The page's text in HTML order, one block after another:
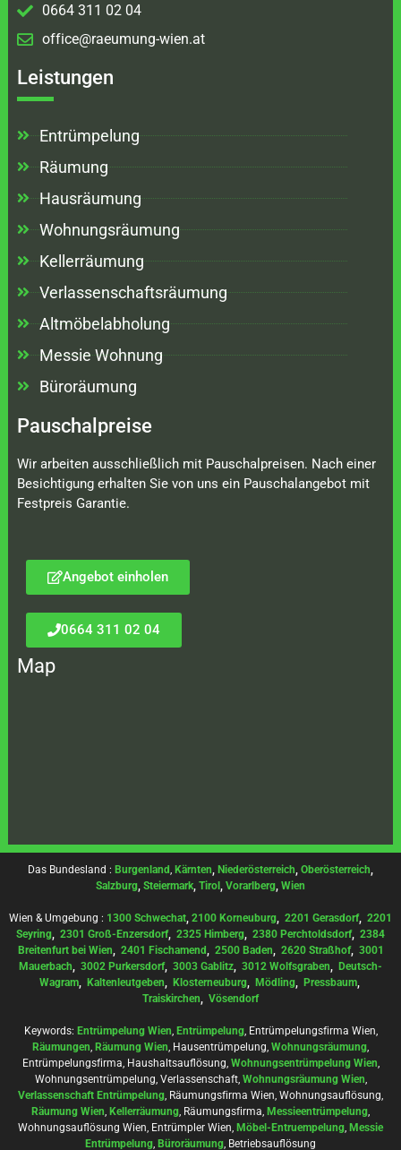
0664 311 02 04
office@raeumung-wien.at
Leistungen
Entrümpelung
Räumung
Hausräumung
Wohnungsräumung
Kellerräumung
Verlassenschaftsräumung
Altmöbelabholung
Messie Wohnung
Büroräumung
Pauschalpreise
Wir arbeiten ausschließlich mit Pauschalpreisen. Nach einer
Besichtigung erhalten Sie von uns ein Pauschalangebot mit
Festpreis Garantie.
Angebot einholen
0664 311 02 04
Map
Das Bundesland : Burgenland, Kärnten, Niederösterreich, Oberösterreich,
Salzburg, Steiermark, Tirol , Vorarlberg, Wien
Wien & Umgebung : 1300 Schwechat, 2100 Korneuburg, 2201 Gerasdorf, 2201
Seyring, 2301 Groß-Enzersdorf, 2325 Himberg, 2380 Perchtoldsdorf, 2384
Breitenfurt bei Wien, 2401 Fischamend, 2500 Baden, 2620 Straßhof, 3001
Mauerbach, 3002 Purkersdorf, 3003 Gablitz, 3012 Wolfsgraben, Deutsch-
Wagram, Kaltenleutgeben, Klosterneuburg, Mödling, Pressbaum,
Traiskirchen, Vösendorf
Keywords: Entrümpelung Wien, Entrümpelung, Entrümpelungsfirma Wien,
Räumungen, Räumung Wien, Hausentrümpelung, Wohnungsräumung,
Entrümpelungsfirma, Haushaltsauflösung, Wohnungsentrümpelung Wien,
Wohnungsentrümpelung, Verlassenschaft, Wohnungsräumung Wien,
Verlassenschaft Entrümpelung, Räumungsfirma Wien, Wohnungsauflösung,
Räumung Wien, Kellerräumung, Räumungsfirma, Messieentrümpelung,
Wohnungsauflösung Wien, Entrümpler Wien, Möbel-Entruempelung, Messie
Entrümpelung, Büroräumung, Betriebsauflösung